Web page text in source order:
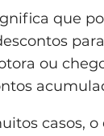
que
ou
casos,